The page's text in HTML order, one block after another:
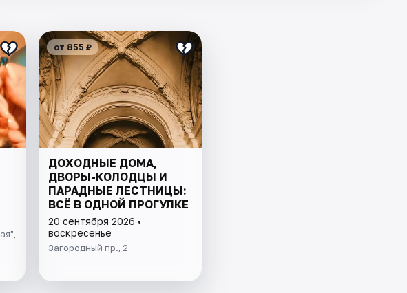
от 855 ₽
ДОХОДНЫЕ ДОМА,
ДВОРЫ-КОЛОДЦЫ И
ПАРАДНЫЕ ЛЕСТНИЦЫ:
ВСЁ В ОДНОЙ ПРОГУЛКЕ
20 сентября 2026 •
воскресенье
Загородный пр., 2